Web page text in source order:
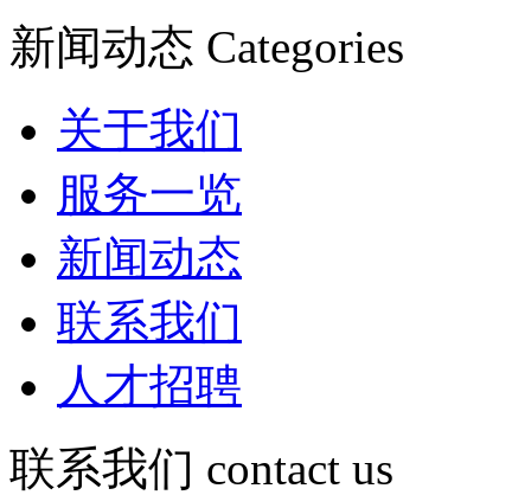
新闻动态 Categories
关于我们
服务一览
新闻动态
联系我们
人才招聘
联系我们 contact us